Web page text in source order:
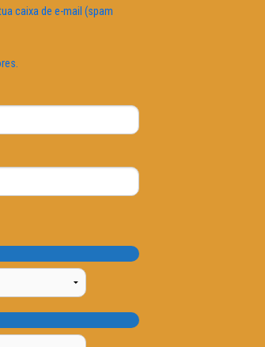
caixa de e-mail (spam